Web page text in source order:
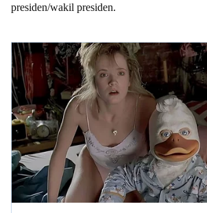
presiden/wakil presiden.